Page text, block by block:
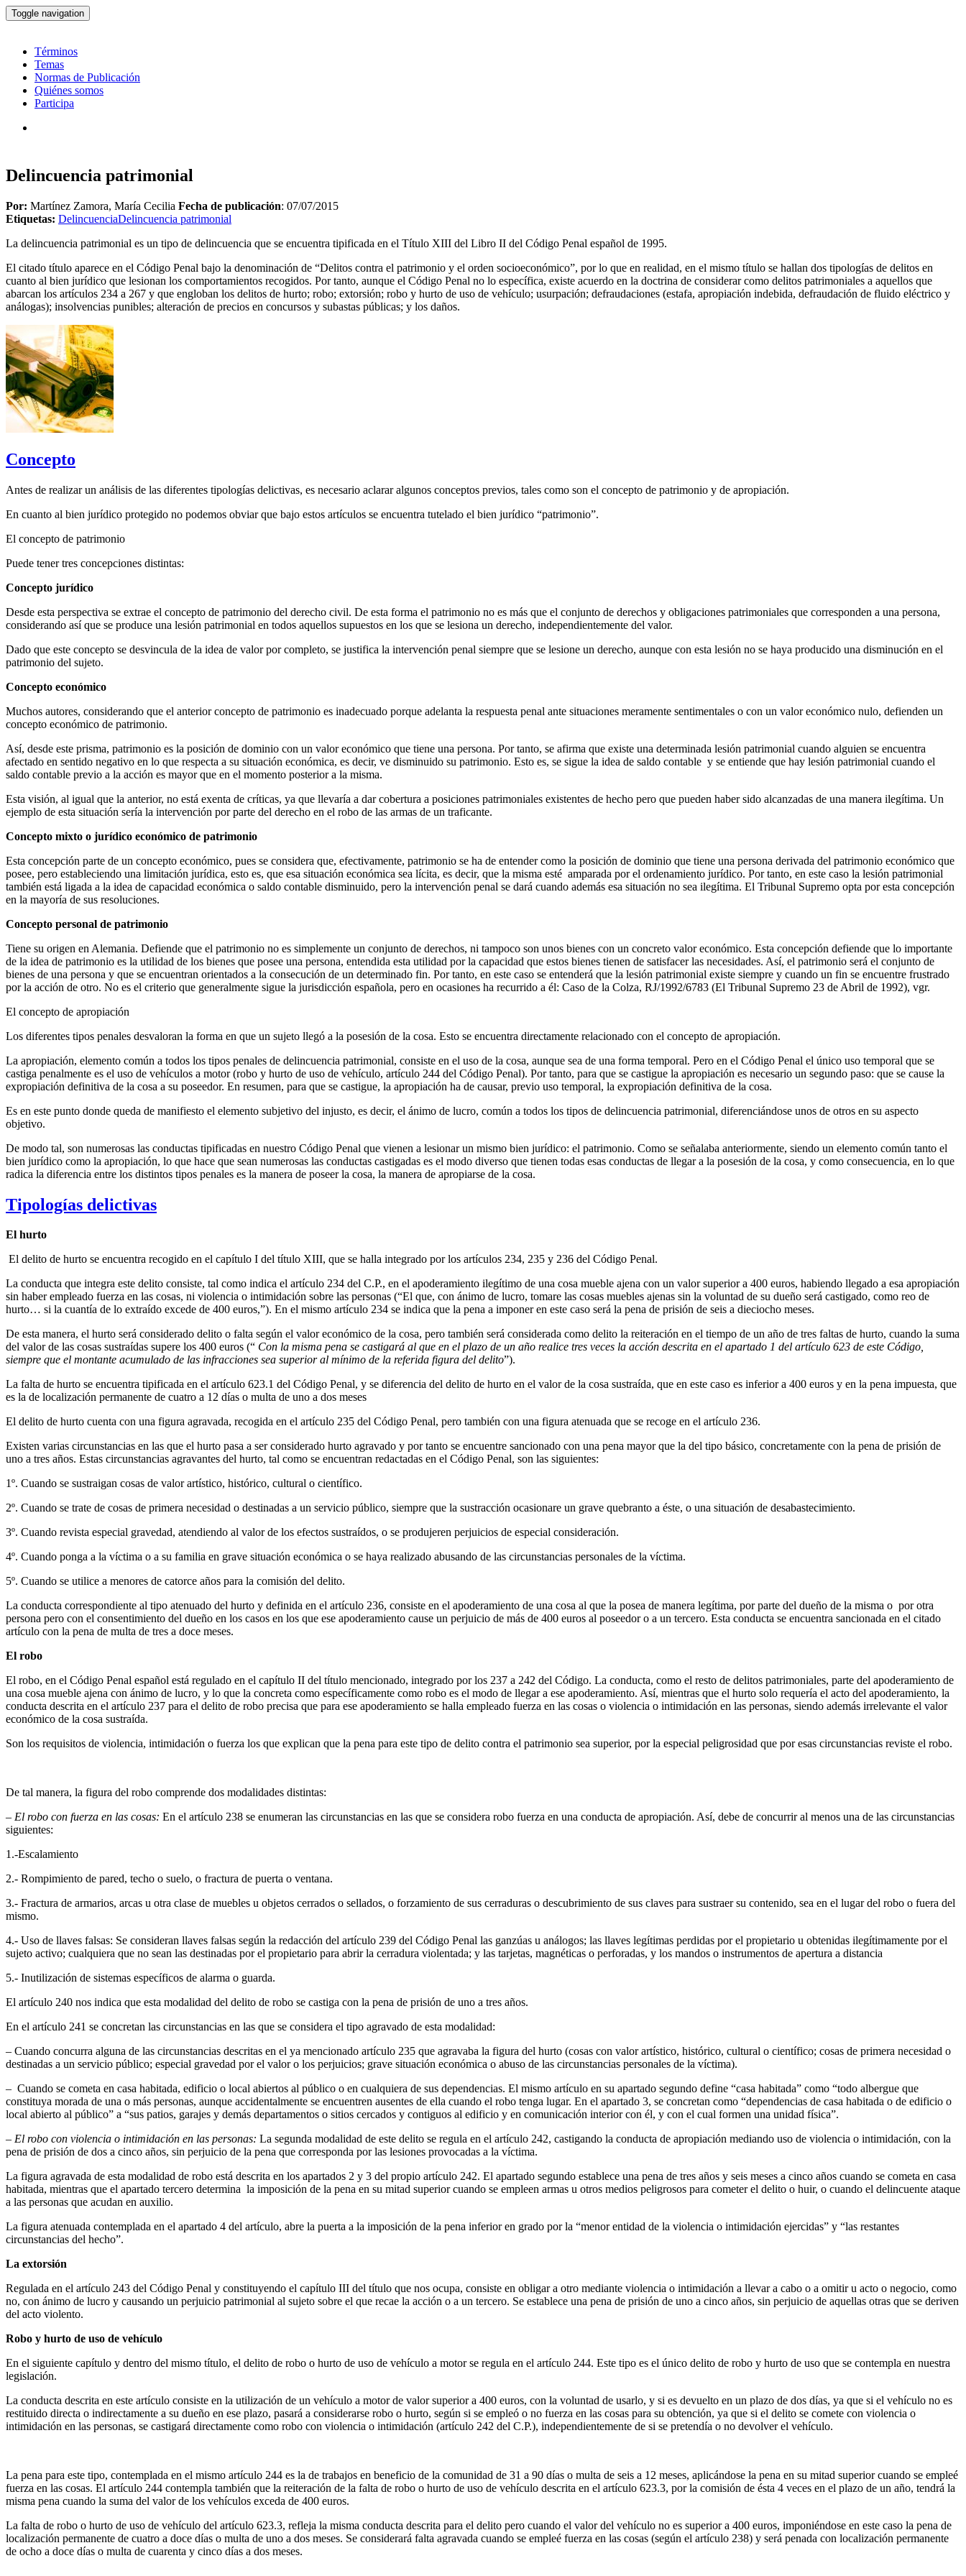
Toggle navigation
Términos
Temas
Normas de Publicación
Quiénes somos
Participa
Delincuencia patrimonial
Por: Martínez Zamora, María Cecilia Fecha de publicación: 07/07/2015
Etiquetas: DelincuenciaDelincuencia patrimonial
La delincuencia patrimonial es un tipo de delincuencia que se encuentra tipificada en el Título XIII del Libro II del Código Penal español de 1995.
El citado título aparece en el Código Penal bajo la denominación de “Delitos contra el patrimonio y el orden socioeconómico”, por lo que en realidad, en el mismo título se hallan dos tipologías de delitos en
cuanto al bien jurídico que lesionan los comportamientos recogidos. Por tanto, aunque el Código Penal no lo específica, existe acuerdo en la doctrina de considerar como delitos patrimoniales a aquellos que
abarcan los artículos 234 a 267 y que engloban los delitos de hurto; robo; extorsión; robo y hurto de uso de vehículo; usurpación; defraudaciones (estafa, apropiación indebida, defraudación de fluido eléctrico y
análogas); insolvencias punibles; alteración de precios en concursos y subastas públicas; y los daños.
Concepto
Antes de realizar un análisis de las diferentes tipologías delictivas, es necesario aclarar algunos conceptos previos, tales como son el concepto de patrimonio y de apropiación.
En cuanto al bien jurídico protegido no podemos obviar que bajo estos artículos se encuentra tutelado el bien jurídico “patrimonio”.
El concepto de patrimonio
Puede tener tres concepciones distintas:
Concepto jurídico
Desde esta perspectiva se extrae el concepto de patrimonio del derecho civil. De esta forma el patrimonio no es más que el conjunto de derechos y obligaciones patrimoniales que corresponden a una persona,
considerando así que se produce una lesión patrimonial en todos aquellos supuestos en los que se lesiona un derecho, independientemente del valor.
Dado que este concepto se desvincula de la idea de valor por completo, se justifica la intervención penal siempre que se lesione un derecho, aunque con esta lesión no se haya producido una disminución en el
patrimonio del sujeto.
Concepto económico
Muchos autores, considerando que el anterior concepto de patrimonio es inadecuado porque adelanta la respuesta penal ante situaciones meramente sentimentales o con un valor económico nulo, defienden un
concepto económico de patrimonio.
Así, desde este prisma, patrimonio es la posición de dominio con un valor económico que tiene una persona. Por tanto, se afirma que existe una determinada lesión patrimonial cuando alguien se encuentra
afectado en sentido negativo en lo que respecta a su situación económica, es decir, ve disminuido su patrimonio. Esto es, se sigue la idea de saldo contable y se entiende que hay lesión patrimonial cuando el
saldo contable previo a la acción es mayor que en el momento posterior a la misma.
Esta visión, al igual que la anterior, no está exenta de críticas, ya que llevaría a dar cobertura a posiciones patrimoniales existentes de hecho pero que pueden haber sido alcanzadas de una manera ilegítima. Un
ejemplo de esta situación sería la intervención por parte del derecho en el robo de las armas de un traficante.
Concepto mixto o jurídico económico de patrimonio
Esta concepción parte de un concepto económico, pues se considera que, efectivamente, patrimonio se ha de entender como la posición de dominio que tiene una persona derivada del patrimonio económico que
posee, pero estableciendo una limitación jurídica, esto es, que esa situación económica sea lícita, es decir, que la misma esté amparada por el ordenamiento jurídico. Por tanto, en este caso la lesión patrimonial
también está ligada a la idea de capacidad económica o saldo contable disminuido, pero la intervención penal se dará cuando además esa situación no sea ilegítima. El Tribunal Supremo opta por esta concepción
en la mayoría de sus resoluciones.
Concepto personal de patrimonio
Tiene su origen en Alemania. Defiende que el patrimonio no es simplemente un conjunto de derechos, ni tampoco son unos bienes con un concreto valor económico. Esta concepción defiende que lo importante
de la idea de patrimonio es la utilidad de los bienes que posee una persona, entendida esta utilidad por la capacidad que estos bienes tienen de satisfacer las necesidades. Así, el patrimonio será el conjunto de
bienes de una persona y que se encuentran orientados a la consecución de un determinado fin. Por tanto, en este caso se entenderá que la lesión patrimonial existe siempre y cuando un fin se encuentre frustrado
por la acción de otro. No es el criterio que generalmente sigue la jurisdicción española, pero en ocasiones ha recurrido a él: Caso de la Colza, RJ/1992/6783 (El Tribunal Supremo 23 de Abril de 1992), vgr.
El concepto de apropiación
Los diferentes tipos penales desvaloran la forma en que un sujeto llegó a la posesión de la cosa. Esto se encuentra directamente relacionado con el concepto de apropiación.
La apropiación, elemento común a todos los tipos penales de delincuencia patrimonial, consiste en el uso de la cosa, aunque sea de una forma temporal. Pero en el Código Penal el único uso temporal que se
castiga penalmente es el uso de vehículos a motor (robo y hurto de uso de vehículo, artículo 244 del Código Penal). Por tanto, para que se castigue la apropiación es necesario un segundo paso: que se cause la
expropiación definitiva de la cosa a su poseedor. En resumen, para que se castigue, la apropiación ha de causar, previo uso temporal, la expropiación definitiva de la cosa.
Es en este punto donde queda de manifiesto el elemento subjetivo del injusto, es decir, el ánimo de lucro, común a todos los tipos de delincuencia patrimonial, diferenciándose unos de otros en su aspecto
objetivo.
De modo tal, son numerosas las conductas tipificadas en nuestro Código Penal que vienen a lesionar un mismo bien jurídico: el patrimonio. Como se señalaba anteriormente, siendo un elemento común tanto el
bien jurídico como la apropiación, lo que hace que sean numerosas las conductas castigadas es el modo diverso que tienen todas esas conductas de llegar a la posesión de la cosa, y como consecuencia, en lo que
radica la diferencia entre los distintos tipos penales es la manera de poseer la cosa, la manera de apropiarse de la cosa.
Tipologías delictivas
El hurto
El delito de hurto se encuentra recogido en el capítulo I del título XIII, que se halla integrado por los artículos 234, 235 y 236 del Código Penal.
La conducta que integra este delito consiste, tal como indica el artículo 234 del C.P., en el apoderamiento ilegítimo de una cosa mueble ajena con un valor superior a 400 euros, habiendo llegado a esa apropiación
sin haber empleado fuerza en las cosas, ni violencia o intimidación sobre las personas (“El que, con ánimo de lucro, tomare las cosas muebles ajenas sin la voluntad de su dueño será castigado, como reo de
hurto… si la cuantía de lo extraído excede de 400 euros,”). En el mismo artículo 234 se indica que la pena a imponer en este caso será la pena de prisión de seis a dieciocho meses.
De esta manera, el hurto será considerado delito o falta según el valor económico de la cosa, pero también será considerada como delito la reiteración en el tiempo de un año de tres faltas de hurto, cuando la suma
del valor de las cosas sustraídas supere los 400 euros (“ Con la misma pena se castigará al que en el plazo de un año realice tres veces la acción descrita en el apartado 1 del artículo 623 de este Código,
siempre que el montante acumulado de las infracciones sea superior al mínimo de la referida figura del delito”).
La falta de hurto se encuentra tipificada en el artículo 623.1 del Código Penal, y se diferencia del delito de hurto en el valor de la cosa sustraída, que en este caso es inferior a 400 euros y en la pena impuesta, que
es la de localización permanente de cuatro a 12 días o multa de uno a dos meses
El delito de hurto cuenta con una figura agravada, recogida en el artículo 235 del Código Penal, pero también con una figura atenuada que se recoge en el artículo 236.
Existen varias circunstancias en las que el hurto pasa a ser considerado hurto agravado y por tanto se encuentre sancionado con una pena mayor que la del tipo básico, concretamente con la pena de prisión de
uno a tres años. Estas circunstancias agravantes del hurto, tal como se encuentran redactadas en el Código Penal, son las siguientes:
1º. Cuando se sustraigan cosas de valor artístico, histórico, cultural o científico.
2º. Cuando se trate de cosas de primera necesidad o destinadas a un servicio público, siempre que la sustracción ocasionare un grave quebranto a éste, o una situación de desabastecimiento.
3º. Cuando revista especial gravedad, atendiendo al valor de los efectos sustraídos, o se produjeren perjuicios de especial consideración.
4º. Cuando ponga a la víctima o a su familia en grave situación económica o se haya realizado abusando de las circunstancias personales de la víctima.
5º. Cuando se utilice a menores de catorce años para la comisión del delito.
La conducta correspondiente al tipo atenuado del hurto y definida en el artículo 236, consiste en el apoderamiento de una cosa al que la posea de manera legítima, por parte del dueño de la misma o por otra
persona pero con el consentimiento del dueño en los casos en los que ese apoderamiento cause un perjuicio de más de 400 euros al poseedor o a un tercero. Esta conducta se encuentra sancionada en el citado
artículo con la pena de multa de tres a doce meses.
El robo
El robo, en el Código Penal español está regulado en el capítulo II del título mencionado, integrado por los 237 a 242 del Código. La conducta, como el resto de delitos patrimoniales, parte del apoderamiento de
una cosa mueble ajena con ánimo de lucro, y lo que la concreta como específicamente como robo es el modo de llegar a ese apoderamiento. Así, mientras que el hurto solo requería el acto del apoderamiento, la
conducta descrita en el artículo 237 para el delito de robo precisa que para ese apoderamiento se halla empleado fuerza en las cosas o violencia o intimidación en las personas, siendo además irrelevante el valor
económico de la cosa sustraída.
Son los requisitos de violencia, intimidación o fuerza los que explican que la pena para este tipo de delito contra el patrimonio sea superior, por la especial peligrosidad que por esas circunstancias reviste el robo.
De tal manera, la figura del robo comprende dos modalidades distintas:
– El robo con fuerza en las cosas: En el artículo 238 se enumeran las circunstancias en las que se considera robo fuerza en una conducta de apropiación. Así, debe de concurrir al menos una de las circunstancias
siguientes:
1.-Escalamiento
2.- Rompimiento de pared, techo o suelo, o fractura de puerta o ventana.
3.- Fractura de armarios, arcas u otra clase de muebles u objetos cerrados o sellados, o forzamiento de sus cerraduras o descubrimiento de sus claves para sustraer su contenido, sea en el lugar del robo o fuera del
mismo.
4.- Uso de llaves falsas: Se consideran llaves falsas según la redacción del artículo 239 del Código Penal las ganzúas u análogos; las llaves legítimas perdidas por el propietario u obtenidas ilegítimamente por el
sujeto activo; cualquiera que no sean las destinadas por el propietario para abrir la cerradura violentada; y las tarjetas, magnéticas o perforadas, y los mandos o instrumentos de apertura a distancia
5.- Inutilización de sistemas específicos de alarma o guarda.
El artículo 240 nos indica que esta modalidad del delito de robo se castiga con la pena de prisión de uno a tres años.
En el artículo 241 se concretan las circunstancias en las que se considera el tipo agravado de esta modalidad:
– Cuando concurra alguna de las circunstancias descritas en el ya mencionado artículo 235 que agravaba la figura del hurto (cosas con valor artístico, histórico, cultural o científico; cosas de primera necesidad o
destinadas a un servicio público; especial gravedad por el valor o los perjuicios; grave situación económica o abuso de las circunstancias personales de la víctima).
– Cuando se cometa en casa habitada, edificio o local abiertos al público o en cualquiera de sus dependencias. El mismo artículo en su apartado segundo define “casa habitada” como “todo albergue que
constituya morada de una o más personas, aunque accidentalmente se encuentren ausentes de ella cuando el robo tenga lugar. En el apartado 3, se concretan como “dependencias de casa habitada o de edificio o
local abierto al público” a “sus patios, garajes y demás departamentos o sitios cercados y contiguos al edificio y en comunicación interior con él, y con el cual formen una unidad física”.
– El robo con violencia o intimidación en las personas: La segunda modalidad de este delito se regula en el artículo 242, castigando la conducta de apropiación mediando uso de violencia o intimidación, con la
pena de prisión de dos a cinco años, sin perjuicio de la pena que corresponda por las lesiones provocadas a la víctima.
La figura agravada de esta modalidad de robo está descrita en los apartados 2 y 3 del propio artículo 242. El apartado segundo establece una pena de tres años y seis meses a cinco años cuando se cometa en casa
habitada, mientras que el apartado tercero determina la imposición de la pena en su mitad superior cuando se empleen armas u otros medios peligrosos para cometer el delito o huir, o cuando el delincuente ataque
a las personas que acudan en auxilio.
La figura atenuada contemplada en el apartado 4 del artículo, abre la puerta a la imposición de la pena inferior en grado por la “menor entidad de la violencia o intimidación ejercidas” y “las restantes
circunstancias del hecho”.
La extorsión
Regulada en el artículo 243 del Código Penal y constituyendo el capítulo III del título que nos ocupa, consiste en obligar a otro mediante violencia o intimidación a llevar a cabo o a omitir u acto o negocio, como
no, con ánimo de lucro y causando un perjuicio patrimonial al sujeto sobre el que recae la acción o a un tercero. Se establece una pena de prisión de uno a cinco años, sin perjuicio de aquellas otras que se deriven
del acto violento.
Robo y hurto de uso de vehículo
En el siguiente capítulo y dentro del mismo título, el delito de robo o hurto de uso de vehículo a motor se regula en el artículo 244. Este tipo es el único delito de robo y hurto de uso que se contempla en nuestra
legislación.
La conducta descrita en este artículo consiste en la utilización de un vehículo a motor de valor superior a 400 euros, con la voluntad de usarlo, y si es devuelto en un plazo de dos días, ya que si el vehículo no es
restituido directa o indirectamente a su dueño en ese plazo, pasará a considerarse robo o hurto, según si se empleó o no fuerza en las cosas para su obtención, ya que si el delito se comete con violencia o
intimidación en las personas, se castigará directamente como robo con violencia o intimidación (artículo 242 del C.P.), independientemente de si se pretendía o no devolver el vehículo.
La pena para este tipo, contemplada en el mismo artículo 244 es la de trabajos en beneficio de la comunidad de 31 a 90 días o multa de seis a 12 meses, aplicándose la pena en su mitad superior cuando se empleé
fuerza en las cosas. El artículo 244 contempla también que la reiteración de la falta de robo o hurto de uso de vehículo descrita en el artículo 623.3, por la comisión de ésta 4 veces en el plazo de un año, tendrá la
misma pena cuando la suma del valor de los vehículos exceda de 400 euros.
La falta de robo o hurto de uso de vehículo del artículo 623.3, refleja la misma conducta descrita para el delito pero cuando el valor del vehículo no es superior a 400 euros, imponiéndose en este caso la pena de
localización permanente de cuatro a doce días o multa de uno a dos meses. Se considerará falta agravada cuando se empleé fuerza en las cosas (según el artículo 238) y será penada con localización permanente
de ocho a doce días o multa de cuarenta y cinco días a dos meses.